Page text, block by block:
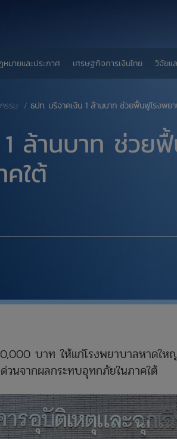
มายและประกาศ เศรษฐกิจการเงินไทย วิจัยแ
รรม ธปท. บริจาคเงิน 1 ล้านบาท ช่วยฟื้นฟูโรงพ
ล้านบาท ช่ว
ใต้
บาท ให้แก่โรงพยาบาลหาดใหญ่
วนจากผลกระทบอุทกภัยในภาคใต้